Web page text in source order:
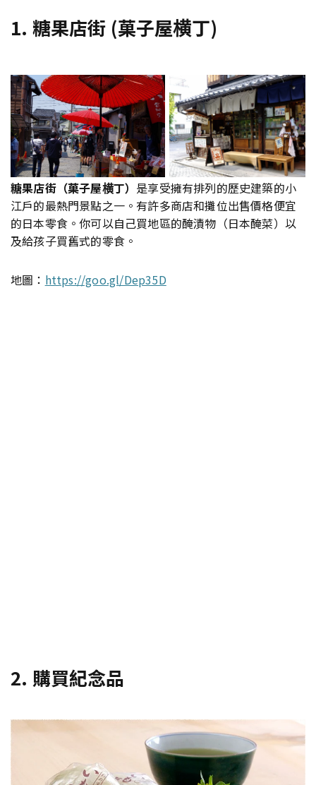
1. 糖果店街 (菓子屋横丁)
糖果店街（菓子屋横丁） 是享受擁有排列的歷史建築的小
江戶的最熱門景點之一。有許多商店和攤位出售價格便宜
的日本零食。你可以自己買地區的醃漬物（日本醃菜）以
及給孩子買舊式的零食。
地圖： https://goo.gl/Dep35D
2. 購買紀念品